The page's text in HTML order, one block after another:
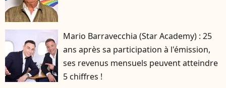
Mario Barravecchia (Star Academy) : 25
ans après sa participation à l'émission,
ses revenus mensuels peuvent atteindre
5 chiffres !